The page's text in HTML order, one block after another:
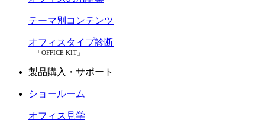
テーマ別コンテンツ
オフィスタイプ診断
「OFFICE KIT」
製品購入・サポート
ショールーム
オフィス見学